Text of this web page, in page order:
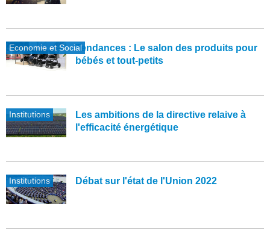
Economie et SocialTendances : Le salon des produits pour
bébés et tout-petits
Institutions
Les ambitions de la directive relaive à
l'efficacité énergétique
Institutions Débat sur l'état de l'Union 2022